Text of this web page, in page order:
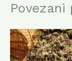
Povezani